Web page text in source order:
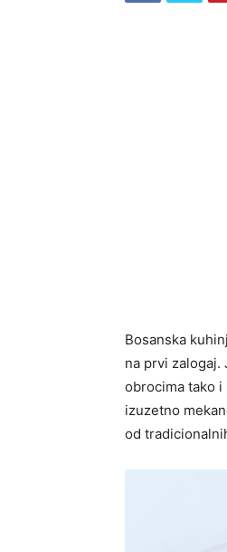
Bosanska
na prvi zalogaj.
obrocima tako i
izuzetno
od